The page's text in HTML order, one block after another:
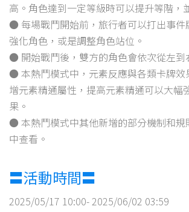
高。角色達到一定等級時可以提升等階，
● 每場戰鬥開始前，旅行者可以打出事件
強化角色，或是調整角色站位。
● 開始戰鬥後，雙方的角色會依次從左到
● 本熱鬥模式中，元素反應與各類卡牌效
增元素精通屬性，提高元素精通可以大幅
果。
● 本熱鬥模式中其他新增的部分機制和規
中查看。
〓活動時間〓
2025/05/17 10:00- 2025/06/02 03:59